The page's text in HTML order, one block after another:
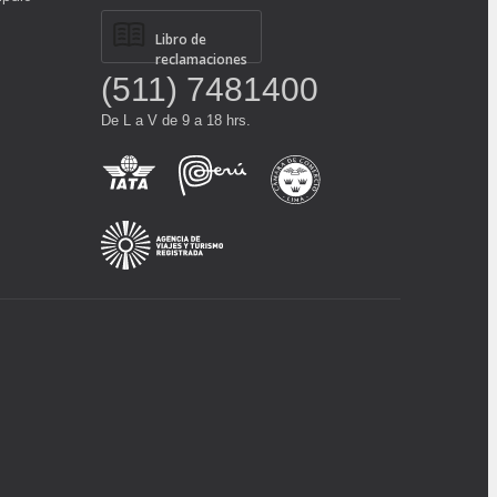
Libro de
reclamaciones
(511) 7481400
De L a V de 9 a 18 hrs.